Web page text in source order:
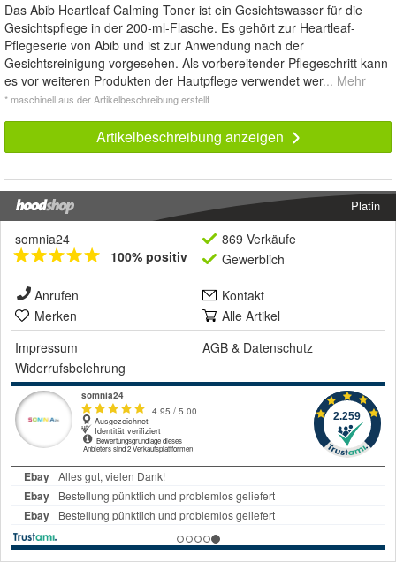
Das Abib Heartleaf Calming Toner ist ein Gesichtswasser für die
Gesichtspflege in der 200-ml-Flasche. Es gehört zur Heartleaf-
Pflegeserie von Abib und ist zur Anwendung nach der
Gesichtsreinigung vorgesehen. Als vorbereitender Pflegeschritt kann
es vor weiteren Produkten der Hautpflege verwendet wer... Mehr
* maschinell aus der Artikelbeschreibung erstellt
Artikelbeschreibung anzeigen
Platin
somnia24
100% positiv
869 Verkäufe
Gewerblich
Anrufen
Kontakt
Merken
Alle Artikel
Impressum
AGB & Datenschutz
Widerrufsbelehrung